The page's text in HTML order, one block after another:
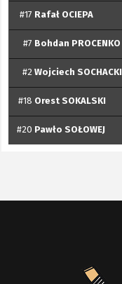
#17 Rafał OCIEPA
#7 Bohdan PROCENKO
#2 Wojciech SOCHACKI
#18 Orest SOKALSKI
#20 Pawło SOŁOWEJ